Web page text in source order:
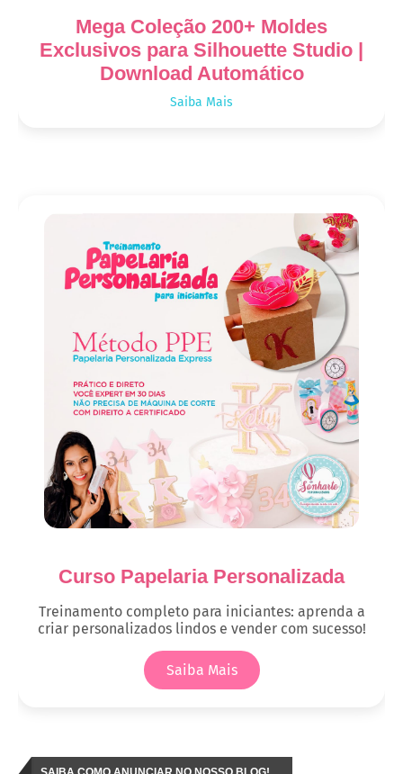
Mega Coleção 200+ Moldes
Exclusivos para Silhouette Studio |
Download Automático
Saiba Mais
Curso Papelaria Personalizada
Treinamento completo para iniciantes: aprenda a
criar personalizados lindos e vender com sucesso!
Saiba Mais